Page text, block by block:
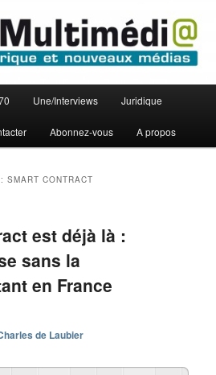
Une/Interviews Juridique
Abonnez-vous A propos
:SMART CONTRACT
est déjà là :
sans la
en France
de Laubier